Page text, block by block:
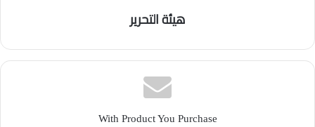
هيئة التحرير
With Product You Purchase